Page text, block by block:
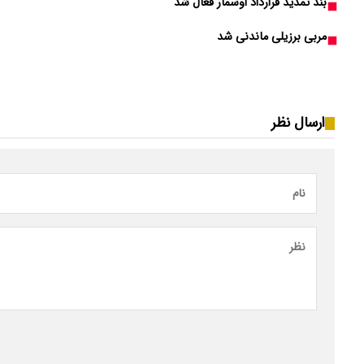
مربی برزیلی ماندنی شد
ارسال نظر